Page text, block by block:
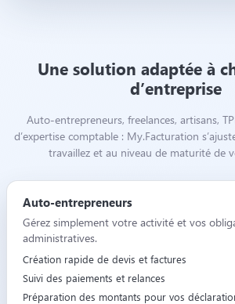
Une solution adaptée à
d’entreprise
Auto-entrepreneurs, freelances, artisans,
d’expertise comptable : My.Facturation
travaillez et au niveau de maturité de
Auto-entrepreneurs
Gérez simplement votre activité et vos
administratives.
Création rapide de devis et factures
Suivi des paiements et relances
Préparation des montants pour vos